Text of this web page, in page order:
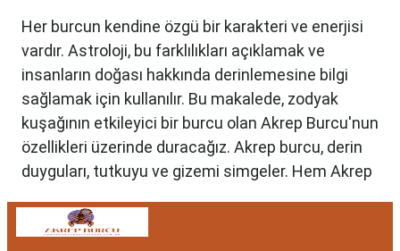
Her burcun kendine özgü bir karakteri ve enerjisi
vardır. Astroloji, bu farklılıkları açıklamak ve
insanların doğası hakkında derinlemesine bilgi
sağlamak için kullanılır. Bu makalede, zodyak
kuşağının etkileyici bir burcu olan Akrep Burcu'nun
özellikleri üzerinde duracağız. Akrep burcu, derin
duyguları, tutkuyu ve gizemi simgeler. Hem Akrep
bakımından benzersizdir. Ayrıca, hangi aylar